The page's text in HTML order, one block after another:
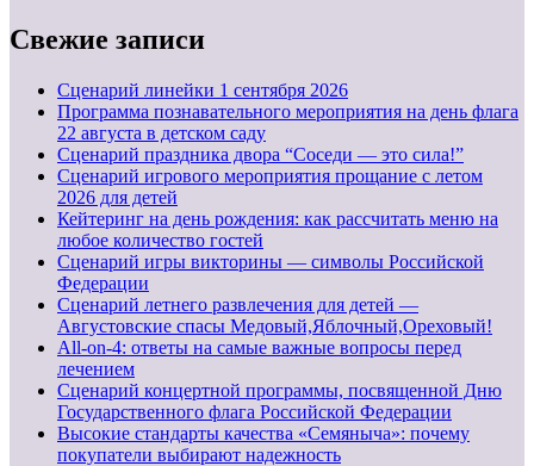
Свежие записи
Cценарий линейки 1 сентября 2026
Программа познавательного мероприятия на день флага
22 августа в детском саду
Сценарий праздника двора “Соседи — это сила!”
Сценарий игрового мероприятия прощание с летом
2026 для детей
Кейтеринг на день рождения: как рассчитать меню на
любое количество гостей
Сценарий игры викторины — символы Российской
Федерации
Сценарий летнего развлечения для детей —
Августовские спасы Медовый,Яблочный,Ореховый!
All-on-4: ответы на самые важные вопросы перед
лечением
Сценарий концертной программы, посвященной Дню
Государственного флага Российской Федерации
Высокие стандарты качества «Семяныча»: почему
покупатели выбирают надежность